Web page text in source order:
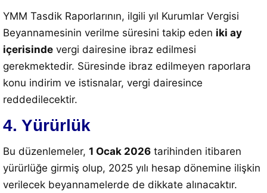
YMM Tasdik Raporlarının, ilgili yıl Kurumlar Vergisi
Beyannamesinin verilme süresini takip eden iki ay
içerisinde vergi dairesine ibraz edilmesi
gerekmektedir. Süresinde ibraz edilmeyen raporlara
konu indirim ve istisnalar, vergi dairesince
reddedilecektir.
4. Yürürlük
Bu düzenlemeler, 1 Ocak 2026 tarihinden itibaren
yürürlüğe girmiş olup, 2025 yılı hesap dönemine ilişkin
verilecek beyannamelerde de dikkate alınacaktır.